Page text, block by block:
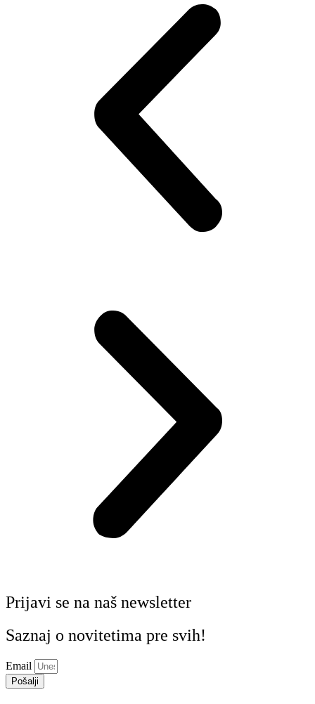
Prijavi se na naš newsletter
Saznaj o novitetima pre svih!
Email
Pošalji